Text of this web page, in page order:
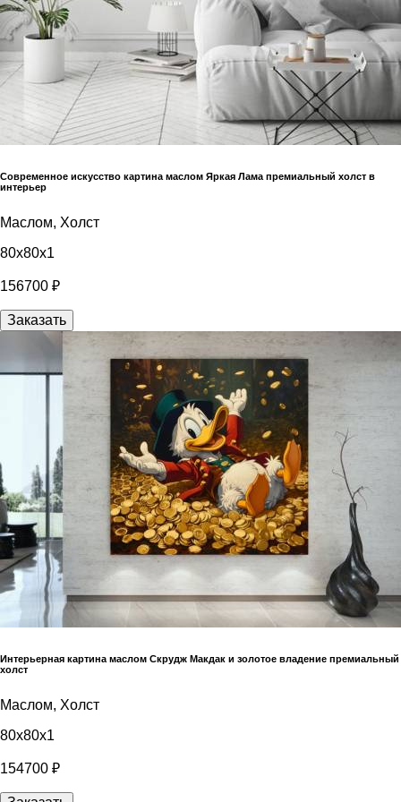
Современное искусство картина маслом Яркая Лама премиальный холст в
интерьер
Маслом, Холст
80x80x1
156700 ₽
Заказать
Интерьерная картина маслом Скрудж Макдак и золотое владение премиальный
холст
Маслом, Холст
80x80x1
154700 ₽